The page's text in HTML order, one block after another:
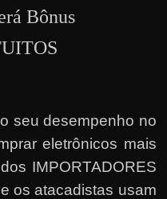
Bônus
seu desempenho no
eletrônicos mais
IMPORTADORES
os atacadistas usam